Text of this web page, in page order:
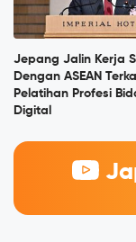
Jepang Jalin Kerja
Dengan ASEAN
Pelatihan Profesi
Digital